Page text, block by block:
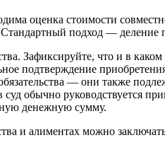
оценка стоимости
подход — деление
Зафиксируйте, что и в
подтверждение
— они также
обычно руководствуется
денежную сумму.
и алиментах можно